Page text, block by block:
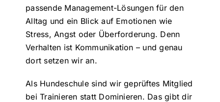
passende Management-Lösungen für den
Alltag und ein Blick auf Emotionen wie
Stress, Angst oder Überforderung. Denn
Verhalten ist Kommunikation – und genau
dort setzen wir an.
Als Hundeschule sind wir geprüftes Mitglied
bei Trainieren statt Dominieren. Das gibt dir